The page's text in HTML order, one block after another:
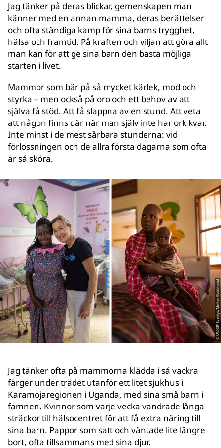
Jag tänker på deras blickar, gemenskapen man
känner med en annan mamma, deras berättelser
och ofta ständiga kamp för sina barns trygghet,
hälsa och framtid. På kraften och viljan att göra allt
man kan för att ge sina barn den bästa möjliga
starten i livet.
Mammor som bär på så mycket kärlek, mod och
styrka – men också på oro och ett behov av att
själva få stöd. Att få slappna av en stund. Att veta
att någon finns där när man själv inte har ork kvar.
Inte minst i de mest sårbara stunderna: vid
förlossningen och de allra första dagarna som ofta
är så sköra.
© UNICEF Sverige/Melker Dahlstrand
Jag tänker ofta på mammorna klädda i så vackra
färger under trädet utanför ett litet sjukhus i
Karamojaregionen i Uganda, med sina små barn i
famnen. Kvinnor som varje vecka vandrade långa
sträckor till hälsocentret för att få extra näring till
sina barn. Pappor som satt och väntade lite längre
bort, ofta tillsammans med sina djur.